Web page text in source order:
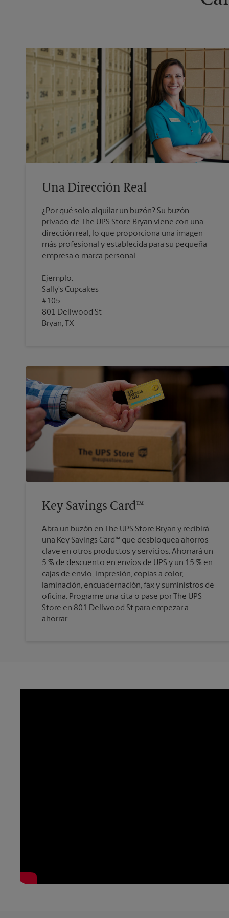
Una Dirección Real
¿Por qué solo alquilar un buzón? Su buzón
privado de The UPS Store Bryan viene con una
dirección real, lo que proporciona una imagen
más profesional y establecida para su pequeña
empresa o marca personal.
Ejemplo:
Sally's Cupcakes
#105
801 Dellwood St
Bryan, TX
Key Savings Card™
Abra un buzón en The UPS Store Bryan y recibirá
una Key Savings Card™ que desbloquea ahorros
clave en otros productos y servicios. Ahorrará un
5 % de descuento en envíos de UPS y un 15 % en
cajas de envío, impresión, copias a color,
laminación, encuadernación, fax y suministros de
oficina. Programe una cita o pase por The UPS
Store en 801 Dellwood St para empezar a
ahorrar.